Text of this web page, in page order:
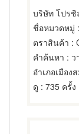
บริษัท โปรชิ
ชื่อหมวดหมู่
ตราสินค้า :
คำค้นหา : ว
อำเภอเมือง
ดู : 735 ครั้ง